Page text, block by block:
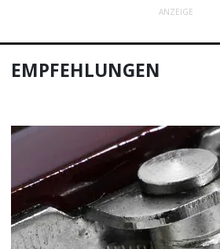
ANZEIGE
EMPFEHLUNGEN